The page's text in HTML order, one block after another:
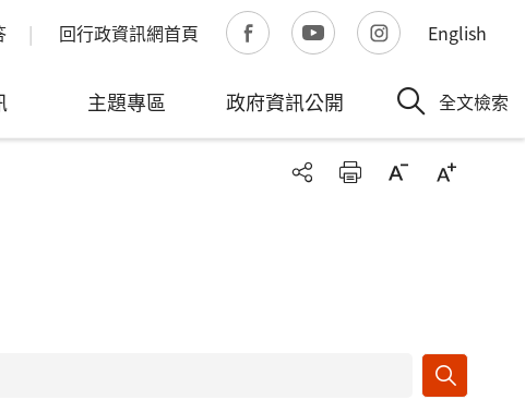
回行政資訊網首頁 English
主題專區 政府資訊公開 全文檢索